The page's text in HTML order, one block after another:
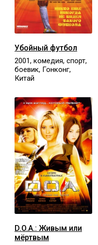
Убойный футбол
2001, комедия, спорт,
боевик, Гонконг,
Китай
D.O.A.: Живым или
мёртвым